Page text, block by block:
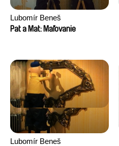
Lubomír Beneš
Pat a Mat: Maľovanie
Lubomír Beneš